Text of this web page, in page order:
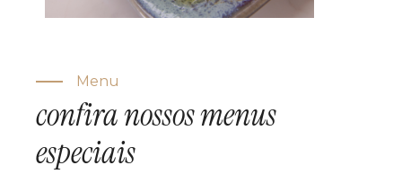
Menu
confira nossos menus
especiais